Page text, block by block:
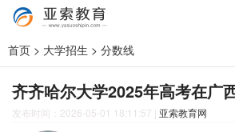
首页 > 大学招生 > 分数线
齐齐哈尔大学2025年高考在广
发布时间：2026-05-01 18:11:57 | 亚索教育网